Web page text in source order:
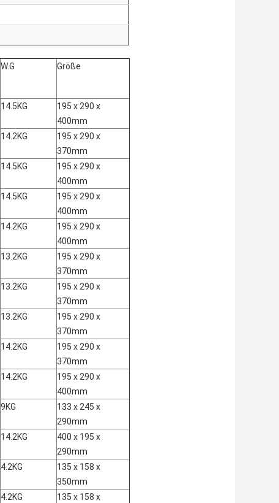
W.G Größe
14.5KG
195 x 290 x
400mm
14.2KG
195 x 290 x
370mm
14.5KG
195 x 290 x
400mm
14.5KG
195 x 290 x
400mm
14.2KG
195 x 290 x
400mm
13.2KG
195 x 290 x
370mm
13.2KG
195 x 290 x
370mm
13.2KG
195 x 290 x
370mm
14.2KG
195 x 290 x
370mm
14.2KG
195 x 290 x
400mm
9KG
133 x 245 x
290mm
14.2KG
400 x 195 x
290mm
4.2KG
135 x 158 x
350mm
4.2KG
135 x 158 x